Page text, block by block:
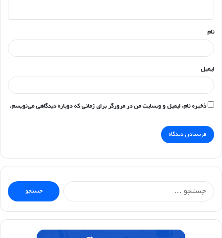
*
نام
ایمیل
ذخیره نام، ایمیل و وبسایت من در مرورگر برای زمانی که دوباره دیدگاهی می‌نویسم.
جستجو
برای: